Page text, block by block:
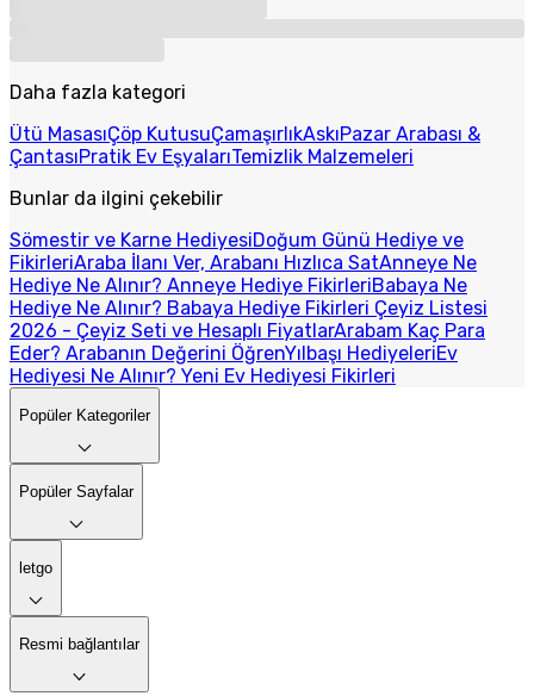
Daha fazla kategori
Ütü MasasıÇöp KutusuÇamaşırlıkAskıPazar Arabası &
ÇantasıPratik Ev EşyalarıTemizlik Malzemeleri
Bunlar da ilgini çekebilir
Sömestir ve Karne HediyesiDoğum Günü Hediye ve
FikirleriAraba İlanı Ver, Arabanı Hızlıca SatAnneye Ne
Hediye Ne Alınır? Anneye Hediye FikirleriBabaya Ne
Hediye Ne Alınır? Babaya Hediye Fikirleri Çeyiz Listesi
2026 - Çeyiz Seti ve Hesaplı FiyatlarArabam Kaç Para
Eder? Arabanın Değerini ÖğrenYılbaşı HediyeleriEv
Hediyesi Ne Alınır? Yeni Ev Hediyesi Fikirleri
Popüler Kategoriler
Popüler Sayfalar
letgo
Resmi bağlantılar